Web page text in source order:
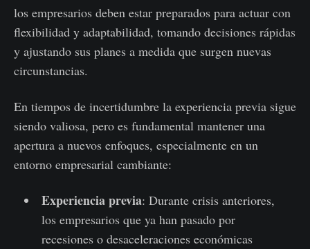
los empresarios deben estar preparados para actuar con
flexibilidad y adaptabilidad, tomando decisiones rápidas
y ajustando sus planes a medida que surgen nuevas
circunstancias.
En tiempos de incertidumbre la experiencia previa sigue
siendo valiosa, pero es fundamental mantener una
apertura a nuevos enfoques, especialmente en un
entorno empresarial cambiante:
Experiencia previa: Durante crisis anteriores,
los empresarios que ya han pasado por
recesiones o desaceleraciones económicas